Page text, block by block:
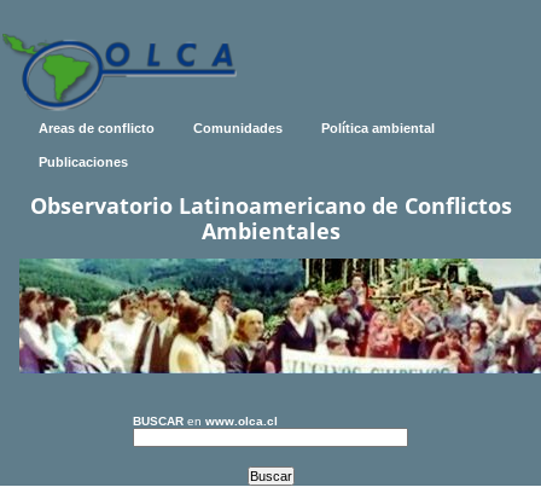
Areas de conflicto Comunidades Política ambiental
Publicaciones
Observatorio Latinoamericano de Conflictos
Ambientales
BUSCAR en www.olca.cl